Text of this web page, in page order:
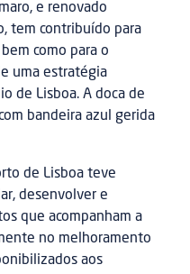
e renovado
tem contribuído para
como para o
uma estratégia
de Lisboa. A doca de
bandeira azul gerida
de Lisboa teve
desenvolver e
que acompanham a
no melhoramento
aos